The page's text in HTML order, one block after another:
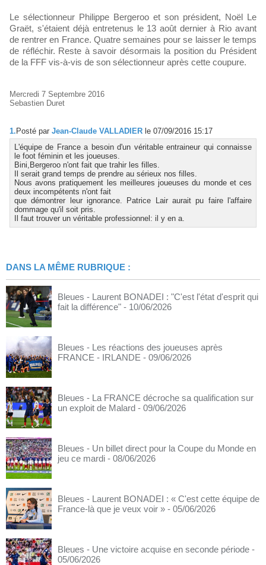
Le sélectionneur Philippe Bergeroo et son président, Noël Le
Graët, s'étaient déjà entretenus le 13 août dernier à Rio avant
de rentrer en France. Quatre semaines pour se laisser le temps
de réfléchir. Reste à savoir désormais la position du Président
de la FFF vis-à-vis de son sélectionneur après cette coupure.
Mercredi 7 Septembre 2016
Sebastien Duret
1.Posté par Jean-Claude VALLADIER le 07/09/2016 15:17
L'équipe de France a besoin d'un véritable entraineur qui connaisse
le foot féminin et les joueuses.
Bini,Bergeroo n'ont fait que trahir les filles.
Il serait grand temps de prendre au sérieux nos filles.
Nous avons pratiquement les meilleures joueuses du monde et ces
deux incompétents n'ont fait
que démontrer leur ignorance. Patrice Lair aurait pu faire l'affaire
dommage qu'il soit pris.
Il faut trouver un véritable professionnel: il y en a.
DANS LA MÊME RUBRIQUE :
Bleues - Laurent BONADEI : "C'est l'état d'esprit qui
fait la différence" - 10/06/2026
Bleues - Les réactions des joueuses après
FRANCE - IRLANDE - 09/06/2026
Bleues - La FRANCE décroche sa qualification sur
un exploit de Malard - 09/06/2026
Bleues - Un billet direct pour la Coupe du Monde en
jeu ce mardi - 08/06/2026
Bleues - Laurent BONADEI : « C'est cette équipe de
France-là que je veux voir » - 05/06/2026
Bleues - Une victoire acquise en seconde période -
05/06/2026